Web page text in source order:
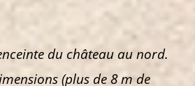
du château au nord.
(plus de 8 m de